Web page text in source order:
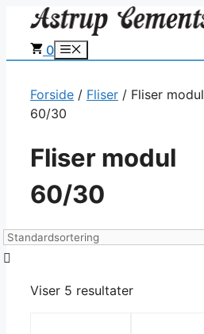
indhold0 Menu
Forside / Fliser / Fliser modul
60/30
Fliser modul
60/30
Viser 5 resultater